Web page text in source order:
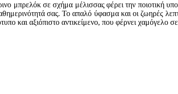
μπρελόκ σε σχήμα μέλισσας φέρει την ποιοτική
σας. Το απαλό ύφασμα και οι ζωηρές
και αξιόπιστο αντικείμενο, που φέρνει χαμόγελο